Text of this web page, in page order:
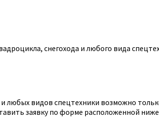
снегохода и любого вида
видов спецтехники возможно
заявку по форме расположенной